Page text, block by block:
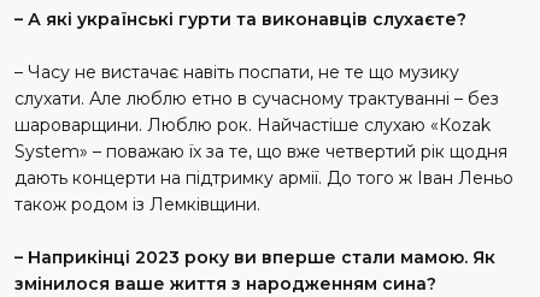
– А які українські гурти та виконавців слухаєте?
– Часу не вистачає навіть поспати, не те що музику
слухати. Але люблю етно в сучасному трактуванні – без
шароварщини. Люблю рок. Найчастіше слухаю «Кozak
System» – поважаю їх за те, що вже четвертий рік щодня
дають концерти на підтримку армії. До того ж Іван Леньо
також родом із Лемківщини.
– Наприкінці 2023 року ви вперше стали мамою. Як
змінилося ваше життя з народженням сина?